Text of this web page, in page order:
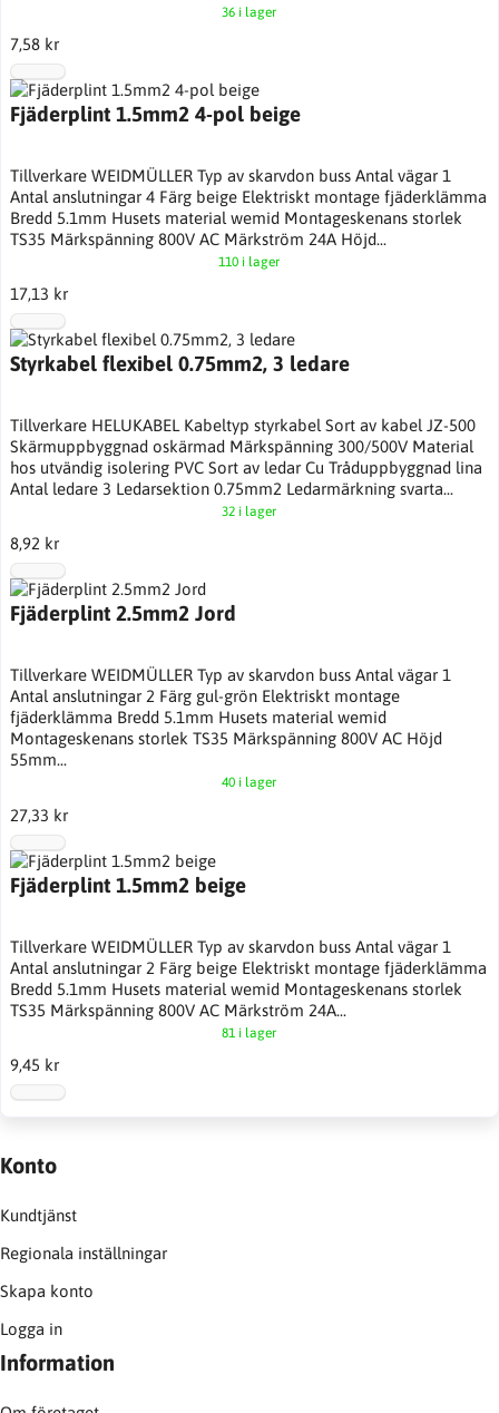
36 i lager
7,58 kr
Fjäderplint 1.5mm2 4-pol beige
Tillverkare WEIDMÜLLER Typ av skarvdon buss Antal vägar 1
Antal anslutningar 4 Färg beige Elektriskt montage fjäderklämma
Bredd 5.1mm Husets material wemid Montageskenans storlek
TS35 Märkspänning 800V AC Märkström 24A Höjd...
110 i lager
17,13 kr
Styrkabel flexibel 0.75mm2, 3 ledare
Tillverkare HELUKABEL Kabeltyp styrkabel Sort av kabel JZ-500
Skärmuppbyggnad oskärmad Märkspänning 300/500V Material
hos utvändig isolering PVC Sort av ledar Cu Tråduppbyggnad lina
Antal ledare 3 Ledarsektion 0.75mm2 Ledarmärkning svarta...
32 i lager
8,92 kr
Fjäderplint 2.5mm2 Jord
Tillverkare WEIDMÜLLER Typ av skarvdon buss Antal vägar 1
Antal anslutningar 2 Färg gul-grön Elektriskt montage
fjäderklämma Bredd 5.1mm Husets material wemid
Montageskenans storlek TS35 Märkspänning 800V AC Höjd
55mm...
40 i lager
27,33 kr
Fjäderplint 1.5mm2 beige
Tillverkare WEIDMÜLLER Typ av skarvdon buss Antal vägar 1
Antal anslutningar 2 Färg beige Elektriskt montage fjäderklämma
Bredd 5.1mm Husets material wemid Montageskenans storlek
TS35 Märkspänning 800V AC Märkström 24A...
81 i lager
9,45 kr
Konto
Kundtjänst
Regionala inställningar
Skapa konto
Logga in
Information